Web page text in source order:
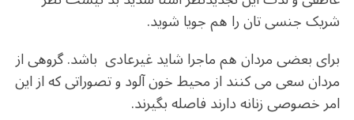
شریک جنسی تان را هم جویا شوید.
برای بعضی مردان هم ماجرا شاید غیرعادی باشد. گروهی از
مردان سعی می کنند از محیط خون آلود و تصوراتی که از این
امر خصوصی زنانه دارند فاصله بگیرند.